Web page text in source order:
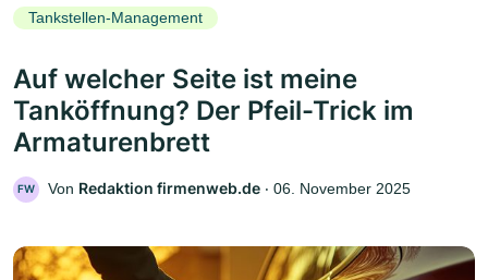
Tankstellen-Management
Auf welcher Seite ist meine
Tanköffnung? Der Pfeil-Trick im
Armaturenbrett
FW Von Redaktion firmenweb.de ‧ 06. November 2025